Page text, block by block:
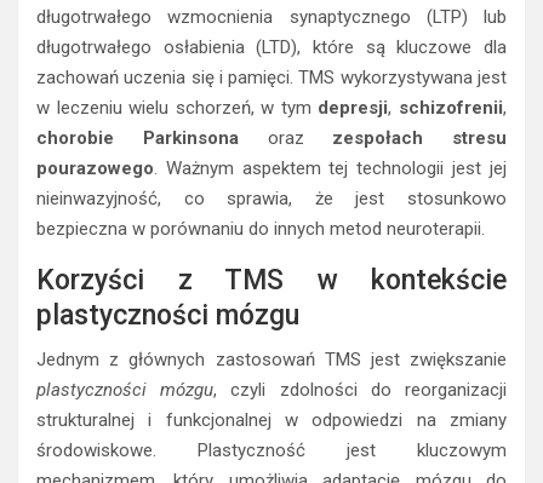
długotrwałego wzmocnienia synaptycznego (LTP) lub
długotrwałego osłabienia (LTD), które są kluczowe dla
zachowań uczenia się i pamięci. TMS wykorzystywana jest
w leczeniu wielu schorzeń, w tym depresji, schizofrenii,
chorobie Parkinsonaoraz zespołach stresu
pourazowego. Ważnym aspektem tej technologii jest jej
nieinwazyjność, co sprawia, że jest stosunkowo
bezpieczna w porównaniu do innych metod neuroterapii.
Korzyści z TMS w kontekście
plastyczności mózgu
Jednym z głównych zastosowań TMS jest zwiększanie
plastyczności mózgu, czyli zdolności do reorganizacji
strukturalnej i funkcjonalnej w odpowiedzi na zmiany
środowiskowe. Plastyczność jest kluczowym